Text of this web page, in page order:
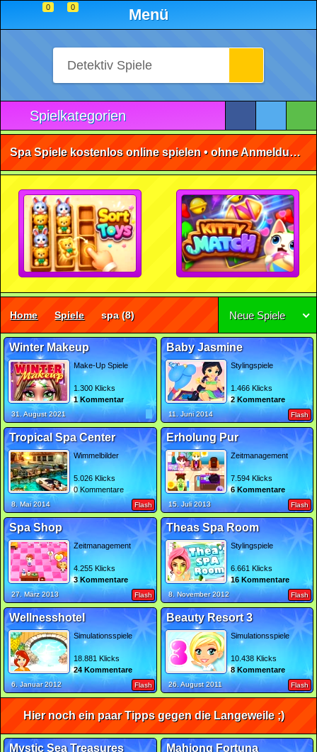
0 0 Menü
Spielkategorien
Spa Spiele kostenlos online spielen • ohne Anmeldung 🕹️
Home Spiele spa (8) Neue Spiele
Winter Makeup
Make-Up Spiele
1.300 Klicks
1 Kommentar
31. August 2021
Baby Jasmine
Stylingspiele
1.466 Klicks
2 Kommentare
11. Juni 2014 Flash
Tropical Spa Center
Wimmelbilder
5.026 Klicks
0 Kommentare
8. Mai 2014 Flash
Erholung Pur
Zeitmanagement
7.594 Klicks
6 Kommentare
15. Juli 2013 Flash
Spa Shop
Zeitmanagement
4.255 Klicks
3 Kommentare
27. März 2013 Flash
Theas Spa Room
Stylingspiele
6.661 Klicks
16 Kommentare
8. November 2012 Flash
Wellnesshotel
Simulationsspiele
18.881 Klicks
24 Kommentare
6. Januar 2012 Flash
Beauty Resort 3
Simulationsspiele
10.438 Klicks
8 Kommentare
26. August 2011 Flash
Hier noch ein paar Tipps gegen die Langeweile ;)
Mystic Sea Treasures Mahjong Fortuna